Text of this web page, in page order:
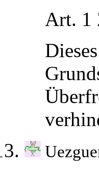
Art. 1